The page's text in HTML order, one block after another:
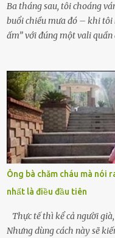
Ba tháng sau, tôi choáng
buổi chiều mưa đó – khi
ấm” với đúng một vali quần
cưới cô để có con. Không
khóc lóc,” anh ta gằn
Tiếng cánh cửa đóng lại,
đứng chết lặng giữa cơn
mất sớm. Tôi chẳng có anh
ai thân thiết đến mức có
bận rộn với gia đình riêng
xuân vào người chồng ấy
chiếc xe buýt cuối ngày,
Ông bà chăm cháu mà nói
nhất là điều đầu tiên
Thực tế thì kể cả người
Nhưng dùng cách này sẽ